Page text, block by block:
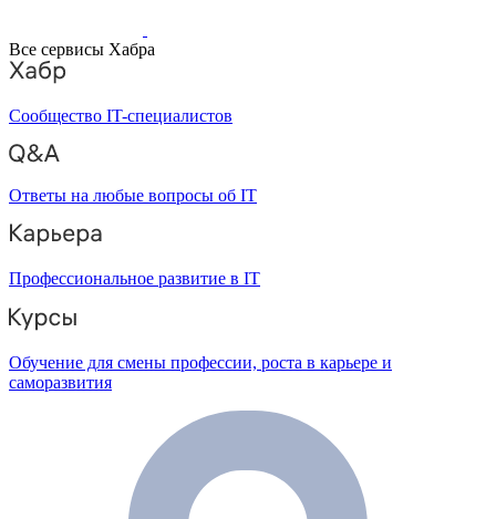
Все сервисы Хабра
Сообщество IT-специалистов
Ответы на любые вопросы об IT
Профессиональное развитие в IT
Обучение для смены профессии, роста в карьере и
саморазвития